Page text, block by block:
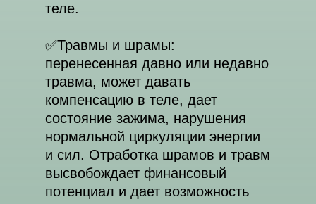
теле.
✅️Травмы и шрамы:
перенесенная давно или недавно
травма, может давать
компенсацию в теле, дает
состояние зажима, нарушения
нормальной циркуляции энергии
и сил. Отработка шрамов и травм
высвобождает финансовый
потенциал и дает возможность